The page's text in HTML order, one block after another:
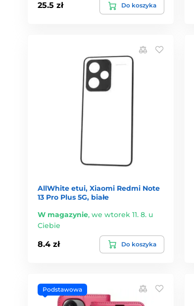
25.5 zł Do koszyka
AllWhite etui, Xiaomi Redmi Note
13 Pro Plus 5G, białe
W magazynie, we wtorek 11. 8. u
Ciebie
8.4 zł Do koszyka
Podstawowa